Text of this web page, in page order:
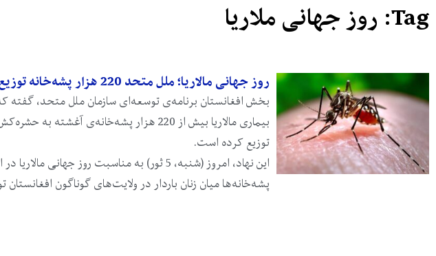
Tag: روز جهانی ملاریا
روز جهانی مالاریا؛ ملل متحد 220 هزار پشه‌خانه توزیع کرده است
بخش افغانستان برنامه‌ی توسعه‌ای سازمان ملل متحد، گفته که
بیماری مالاریا بیش از 220 هزار پشه‌خانه‌ی آغشته
توزیع کرده است.
این نهاد، امروز (شنبه، 5 ثور) به مناسبت روز جهانی
پشه‌خانه‌ها میان زنان‌ باردار در ولایت‌های گوناگون